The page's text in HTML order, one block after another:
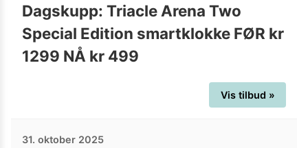
Dagskupp: Triacle Arena Two
Special Edition smartklokke FØR kr
1299 NÅ kr 499
Vis tilbud »
31. oktober 2025